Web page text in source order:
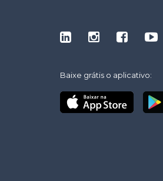
Baixe grátis o aplicativo: